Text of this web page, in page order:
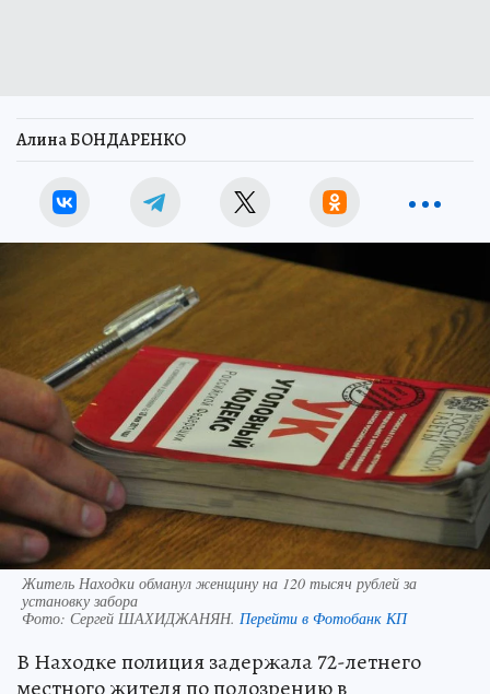
Алина БОНДАРЕНКО
Житель Находки обманул женщину на 120 тысяч рублей за
установку забора
Фото: Сергей ШАХИДЖАНЯН. Перейти в Фотобанк КП
В Находке полиция задержала 72-летнего
местного жителя по подозрению в